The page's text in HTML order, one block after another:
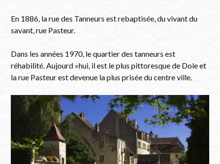
En 1886, la rue des Tanneurs est rebaptisée, du vivant du
savant, rue Pasteur.
Dans les années 1970, le quartier des tanneurs est
réhabilité. Aujourd »hui, il est le plus pittoresque de Dole et
la rue Pasteur est devenue la plus prisée du centre ville.